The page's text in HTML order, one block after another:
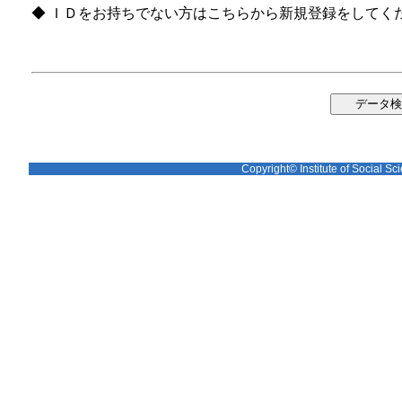
◆ ＩＤをお持ちでない方はこちらから新規登録をしてく
Copyright© Institute of Social